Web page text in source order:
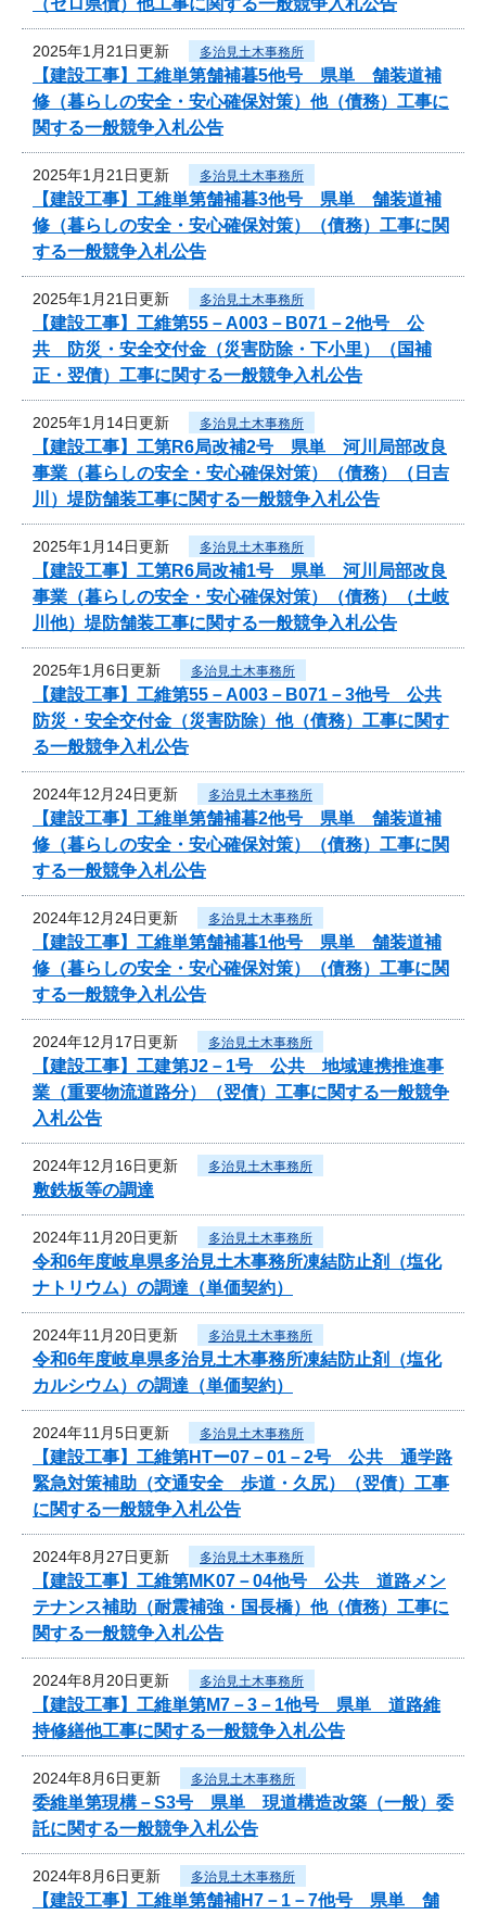
2025年1月21日更新 多治見土木事務所
【建設工事】工維単第舗補暮5他号 県単 舗装道補
修（暮らしの安全・安心確保対策）他（債務）工事に
関する一般競争入札公告
2025年1月21日更新 多治見土木事務所
【建設工事】工維単第舗補暮3他号 県単 舗装道補
修（暮らしの安全・安心確保対策）（債務）工事に関
する一般競争入札公告
2025年1月21日更新 多治見土木事務所
【建設工事】工維第55－A003－B071－2他号 公
共 防災・安全交付金（災害防除・下小里）（国補
正・翌債）工事に関する一般競争入札公告
2025年1月14日更新 多治見土木事務所
【建設工事】工第R6局改補2号 県単 河川局部改良
事業（暮らしの安全・安心確保対策）（債務）（日吉
川）堤防舗装工事に関する一般競争入札公告
2025年1月14日更新 多治見土木事務所
【建設工事】工第R6局改補1号 県単 河川局部改良
事業（暮らしの安全・安心確保対策）（債務）（土岐
川他）堤防舗装工事に関する一般競争入札公告
2025年1月6日更新 多治見土木事務所
【建設工事】工維第55－A003－B071－3他号 公共
防災・安全交付金（災害防除）他（債務）工事に関す
る一般競争入札公告
2024年12月24日更新 多治見土木事務所
【建設工事】工維単第舗補暮2他号 県単 舗装道補
修（暮らしの安全・安心確保対策）（債務）工事に関
する一般競争入札公告
2024年12月24日更新 多治見土木事務所
【建設工事】工維単第舗補暮1他号 県単 舗装道補
修（暮らしの安全・安心確保対策）（債務）工事に関
する一般競争入札公告
2024年12月17日更新 多治見土木事務所
【建設工事】工建第J2－1号 公共 地域連携推進事
業（重要物流道路分）（翌債）工事に関する一般競争
入札公告
2024年12月16日更新 多治見土木事務所
敷鉄板等の調達
2024年11月20日更新 多治見土木事務所
令和6年度岐阜県多治見土木事務所凍結防止剤（塩化
ナトリウム）の調達（単価契約）
2024年11月20日更新 多治見土木事務所
令和6年度岐阜県多治見土木事務所凍結防止剤（塩化
カルシウム）の調達（単価契約）
2024年11月5日更新 多治見土木事務所
【建設工事】工維第HTー07－01－2号 公共 通学路
緊急対策補助（交通安全 歩道・久尻）（翌債）工事
に関する一般競争入札公告
2024年8月27日更新 多治見土木事務所
【建設工事】工維第MK07－04他号 公共 道路メン
テナンス補助（耐震補強・国長橋）他（債務）工事に
関する一般競争入札公告
2024年8月20日更新 多治見土木事務所
【建設工事】工維単第M7－3－1他号 県単 道路維
持修繕他工事に関する一般競争入札公告
2024年8月6日更新 多治見土木事務所
委維単第現構－S3号 県単 現道構造改築（一般）委
託に関する一般競争入札公告
2024年8月6日更新 多治見土木事務所
【建設工事】工維単第舗補H7－1－7他号 県単 舗